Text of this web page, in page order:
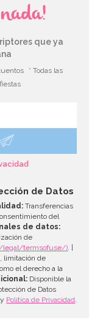
que ya
* Todas las
de Datos
Transferencias
del
de datos:
de
legal/termsofuse/). |
limitación de
el derecho a la
Disponible la
de Datos
Política de Privacidad.